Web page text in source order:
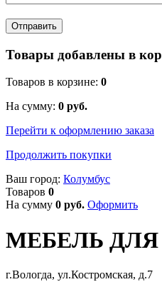
Товары добавлены в
Товаров в корзине: 0
На сумму: 0 руб.
Перейти к оформлению заказа
Продолжить покупки
Ваш город: Колумбус
Товаров 0
На сумму 0 руб. Оформить
МЕБЕЛЬ
г.Вологда, ул.Костромская, д.7